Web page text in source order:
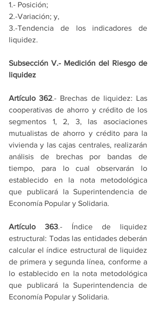
1.- Posición;
2.-Variación; y,
3.-Tendencia de los indicadores de
liquidez.
Subsección V.- Medición del Riesgo de
liquidez
Artículo 362.- Brechas de liquidez: Las
cooperativas de ahorro y crédito de los
segmentos 1, 2, 3, las asociaciones
mutualistas de ahorro y crédito para la
vivienda y las cajas centrales, realizarán
análisis de brechas por bandas de
tiempo, para lo cual observarán lo
establecido en la nota metodológica
que publicará la Superintendencia de
Economía Popular y Solidaria.
Artículo 363.- Índice de liquidez
estructural: Todas las entidades deberán
calcular el índice estructural de liquidez
de primera y segunda línea, conforme a
lo establecido en la nota metodológica
que publicará la Superintendencia de
Economía Popular y Solidaria.